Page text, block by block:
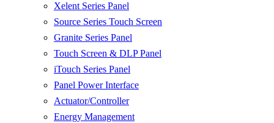
Xelent Series Panel
Source Series Touch Screen
Granite Series Panel
Touch Screen & DLP Panel
iTouch Series Panel
Panel Power Interface
Actuator/Controller
Energy Management